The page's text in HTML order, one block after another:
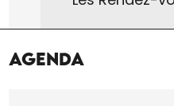
Agenda